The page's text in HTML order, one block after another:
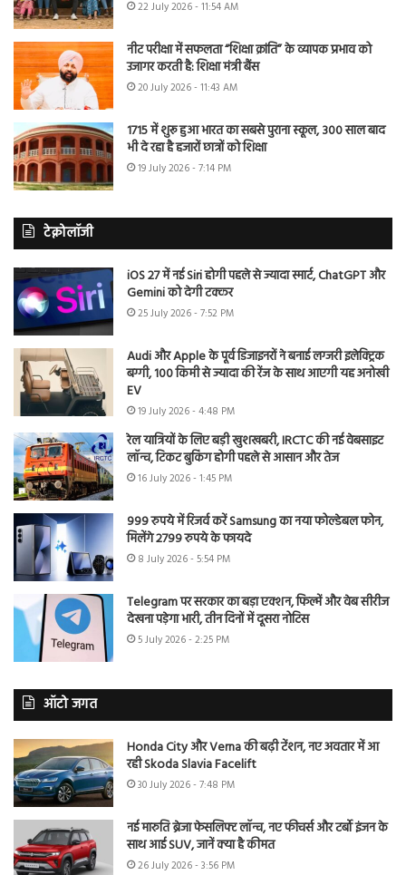
22 July 2026 - 11:54 AM
नीट परीक्षा में सफलता “शिक्षा क्रांति” के व्यापक प्रभाव को
उजागर करती है: शिक्षा मंत्री बैंस
20 July 2026 - 11:43 AM
1715 में शुरू हुआ भारत का सबसे पुराना स्कूल, 300 साल बाद
भी दे रहा है हजारों छात्रों को शिक्षा
19 July 2026 - 7:14 PM
टेक्नोलॉजी
iOS 27 में नई Siri होगी पहले से ज्यादा स्मार्ट, ChatGPT और
Gemini को देगी टक्कर
25 July 2026 - 7:52 PM
Audi और Apple के पूर्व डिजाइनरों ने बनाई लग्जरी इलेक्ट्रिक
बग्गी, 100 किमी से ज्यादा की रेंज के साथ आएगी यह अनोखी
EV
19 July 2026 - 4:48 PM
रेल यात्रियों के लिए बड़ी खुशखबरी, IRCTC की नई वेबसाइट
लॉन्च, टिकट बुकिंग होगी पहले से आसान और तेज
16 July 2026 - 1:45 PM
999 रुपये में रिजर्व करें Samsung का नया फोल्डेबल फोन,
मिलेंगे 2799 रुपये के फायदे
8 July 2026 - 5:54 PM
Telegram पर सरकार का बड़ा एक्शन, फिल्में और वेब सीरीज
देखना पड़ेगा भारी, तीन दिनों में दूसरा नोटिस
5 July 2026 - 2:25 PM
ऑटो जगत
Honda City और Verna की बढ़ी टेंशन, नए अवतार में आ
रही Skoda Slavia Facelift
30 July 2026 - 7:48 PM
नई मारुति ब्रेजा फेसलिफ्ट लॉन्च, नए फीचर्स और टर्बो इंजन के
साथ आई SUV, जानें क्या है कीमत
26 July 2026 - 3:56 PM